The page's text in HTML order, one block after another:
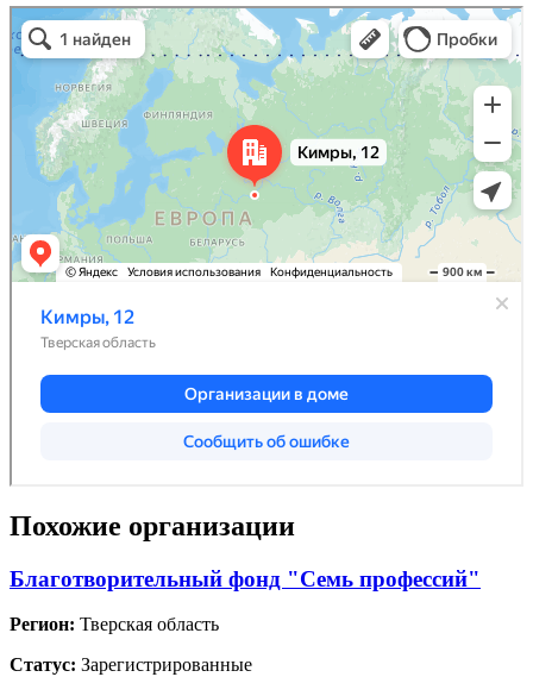
Похожие организации
Благотворительный фонд "Семь профессий"
Регион: Тверская область
Статус: Зарегистрированные